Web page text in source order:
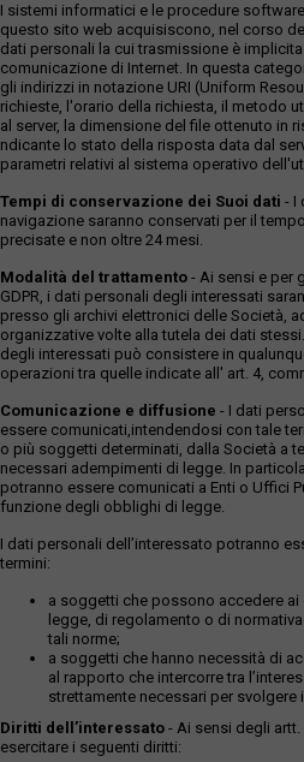
I sistemi informatici e le procedure
questo sito web acquisiscono, nel corso
dati personali la cui trasmissione è
comunicazione di Internet. In questa
gli indirizzi in notazione URI (Uniform
richieste, l'orario della richiesta, il metodo
al server, la dimensione del file ottenuto in
ndicante lo stato della risposta data dal
parametri relativi al sistema operativo
Tempi di conservazione dei Suoi dati - I
navigazione saranno conservati per il
precisate e non oltre 24 mesi.
Modalità del trattamento - Ai sensi e per
GDPR, i dati personali degli interessati
presso gli archivi elettronici delle Società,
organizzative volte alla tutela dei dati
degli interessati può consistere in
operazioni tra quelle indicate all' art. 4,
Comunicazione e diffusione - I dati
essere comunicati,intendendosi con tale
o più soggetti determinati, dalla Società a
necessari adempimenti di legge. In
potranno essere comunicati a Enti o Uffici
funzione degli obblighi di legge.
I dati personali dell’interessato potranno
termini:
a soggetti che possono accedere
legge, di regolamento o di
tali norme;
a soggetti che hanno necessità di
al rapporto che intercorre tra
strettamente necessari per svolgere
Diritti dell’interessato - Ai sensi degli artt.
esercitare i seguenti diritti: